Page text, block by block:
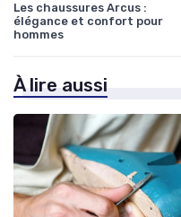
Les chaussures Arcus :
élégance et confort pour
hommes
À lire aussi